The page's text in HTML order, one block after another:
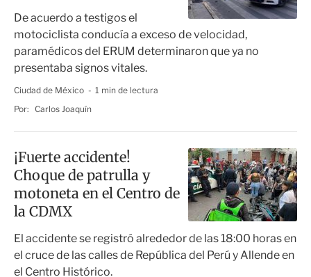
De acuerdo a testigos el
motociclista conducía a exceso de velocidad,
paramédicos del ERUM determinaron que ya no
presentaba signos vitales.
Ciudad de México
1 min de lectura
Por: Carlos Joaquín
¡Fuerte accidente!
Choque de patrulla y
motoneta en el Centro de
la CDMX
El accidente se registró alrededor de las 18:00 horas en
el cruce de las calles de República del Perú y Allende en
el Centro Histórico.